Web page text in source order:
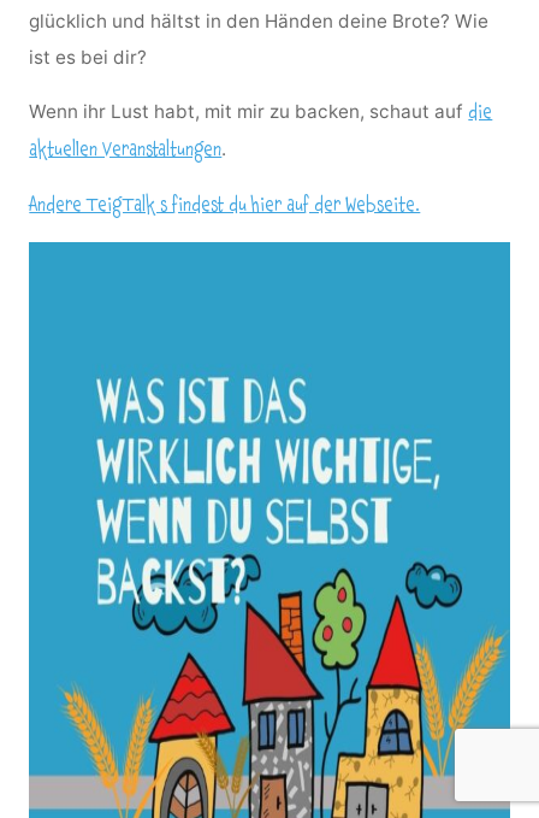
glücklich und hältst in den Händen deine Brote? Wie
ist es bei dir?
Wenn ihr Lust habt, mit mir zu backen, schaut auf die
aktuellen Veranstaltungen.
Andere TeigTalk s findest du hier auf der Webseite.